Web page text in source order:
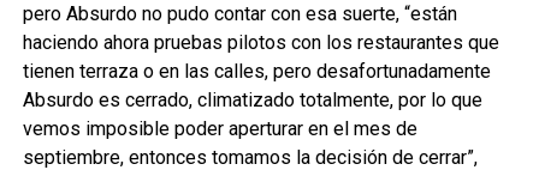
pero Absurdo no pudo contar con esa suerte, “están
haciendo ahora pruebas pilotos con los restaurantes que
tienen terraza o en las calles, pero desafortunadamente
Absurdo es cerrado, climatizado totalmente, por lo que
vemos imposible poder aperturar en el mes de
septiembre, entonces tomamos la decisión de cerrar”,